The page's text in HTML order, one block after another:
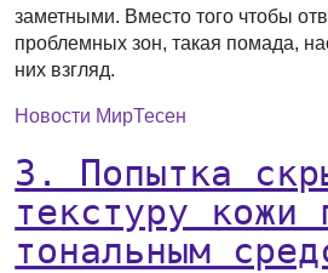
заметными. Вместо того чтобы
проблемных зон, такая помада,
них взгляд.
Новости МирТесен
3. Попытка
текстуру кожи
тональным